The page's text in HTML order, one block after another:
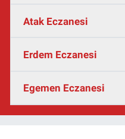
Atak Eczanesi
Erdem Eczanesi
Egemen Eczanesi